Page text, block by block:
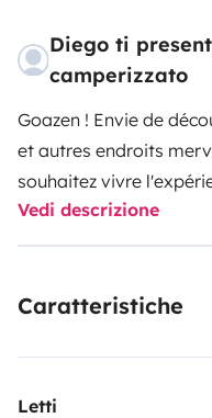
Diego ti
camperizzato
Goazen ! Envie de
et autres endroits
souhaitez vivre
aménagé, et cela peu
ce véhicule est fait
autonomie qu'en
consciencieuse et
Vedi descrizione
Caratteristiche
Letti